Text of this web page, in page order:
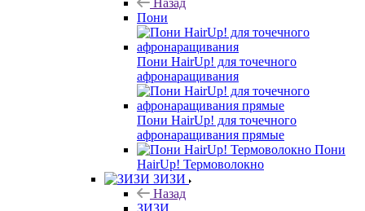
Назад
Пони
Пони HairUp! для точечного
афронаращивания
Пони HairUp! для точечного
афронаращивания прямые
Пони
HairUp! Термоволокно
ЗИЗИ
Назад
ЗИЗИ